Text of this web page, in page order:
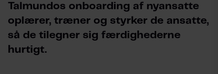
Talmundos onboarding af nyansatte
oplærer, træner og styrker de ansatte,
så de tilegner sig færdighederne
hurtigt.